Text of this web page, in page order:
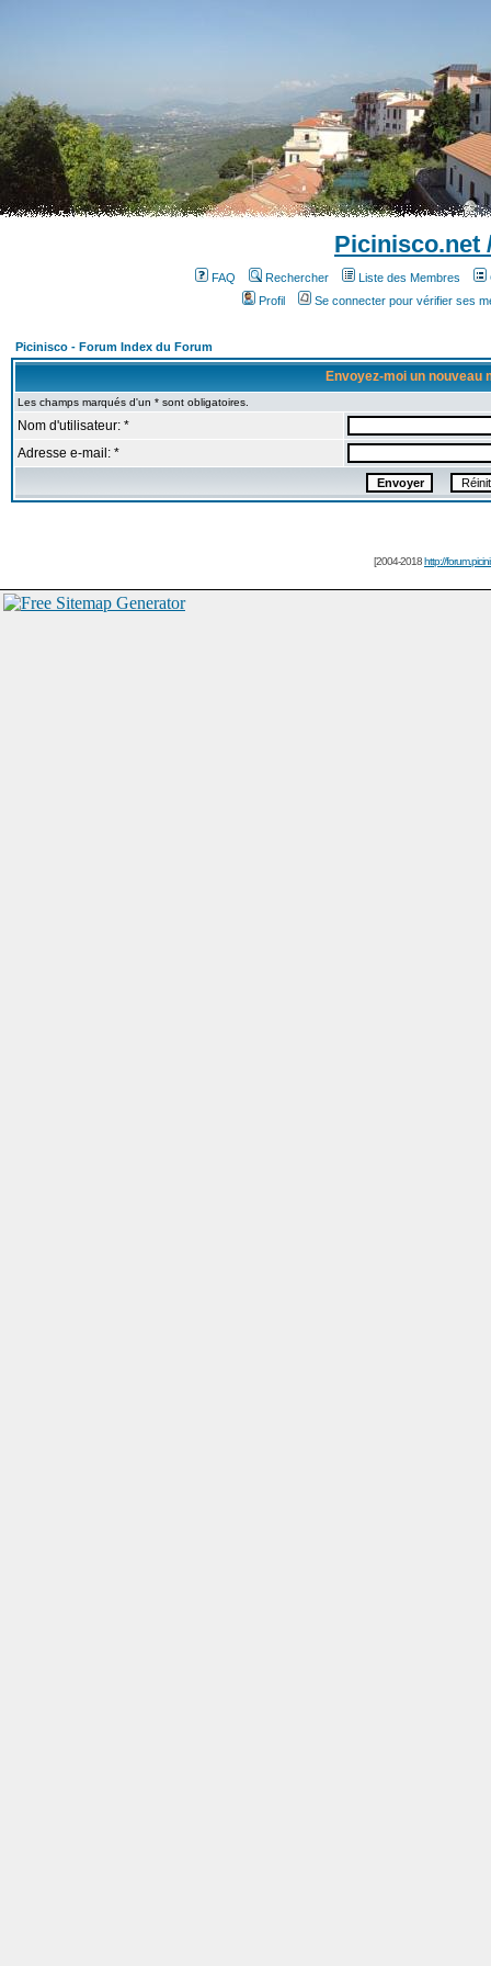
Picinisco.net
FAQ Rechercher Liste des Membres
Profil
Se connecter pour vérifier ses
Picinisco - Forum Index du Forum
Envoyez-moi un nouveau
Les champs marqués d'un * sont obligatoires.
Nom d'utilisateur: *
Adresse e-mail: *
[2004-2018http://